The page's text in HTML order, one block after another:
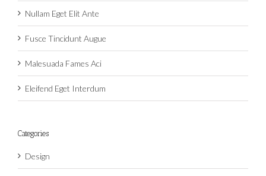
Nullam Eget Elit Ante
Fusce Tincidunt Augue
Malesuada Fames Aci
Eleifend Eget Interdum
Categories
Design